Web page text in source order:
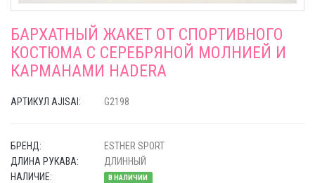
БАРХАТНЫЙ ЖАКЕТ ОТ СПОРТИВНОГО
КОСТЮМА С СЕРЕБРЯНОЙ МОЛНИЕЙ И
КАРМАНАМИ HADERA
АРТИКУЛ AJISAI: G2198
БРЕНД:
ESTHER SPORT
ДЛИНА РУКАВА:
ДЛИННЫЙ
НАЛИЧИЕ:
В НАЛИЧИИ